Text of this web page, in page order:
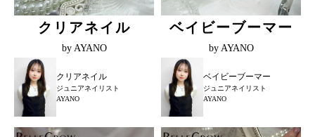
クリアネイル
by AYANO
クリアネイル
ジュニアネイリスト
AYANO
ベイビーブーマー
by AYANO
ベイビーブーマー
ジュニアネイリスト
AYANO